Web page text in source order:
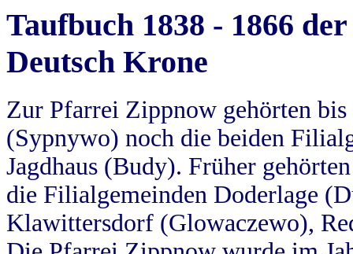
Taufbuch 1838 - 1866
Deutsch Krone
Zur Pfarrei Zippnow gehörten
(Sypnywo) noch die beiden
Jagdhaus (Budy). Früher
die Filialgemeinden Doderlage
Klawittersdorf (Glowaczewo),